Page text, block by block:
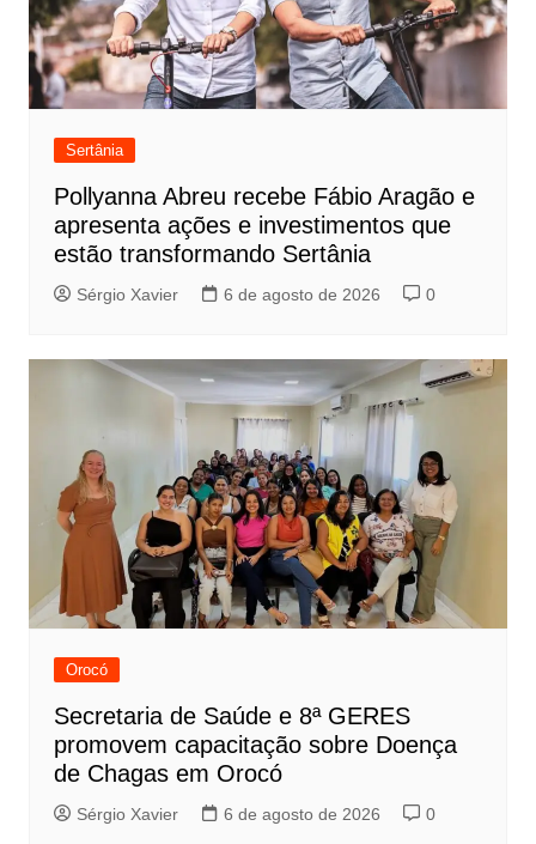
Sertânia
Pollyanna Abreu recebe Fábio Aragão e
apresenta ações e investimentos que
estão transformando Sertânia
Sérgio Xavier 6 de agosto de 2026 0
Orocó
Secretaria de Saúde e 8ª GERES
promovem capacitação sobre Doença
de Chagas em Orocó
Sérgio Xavier 6 de agosto de 2026 0